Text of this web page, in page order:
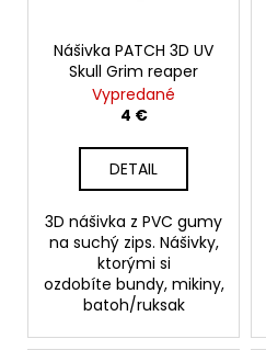
Nášivka PATCH 3D UV
Skull Grim reaper
Vypredané
4 €
DETAIL
3D nášivka z PVC gumy
na suchý zips. Nášivky,
ktorými si
ozdobíte bundy, mikiny,
batoh/ruksak